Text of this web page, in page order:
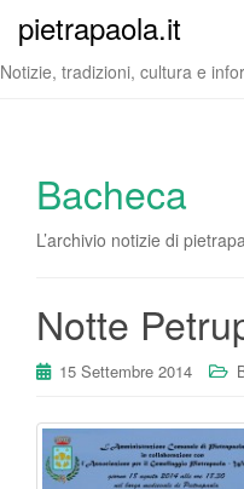
pietrapaola.it
Notizie, tradizioni, cultura e
Bacheca
L’archivio notizie di
Notte
15 Settembre 2014